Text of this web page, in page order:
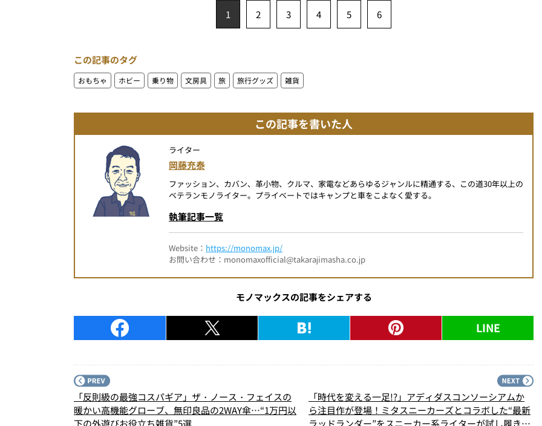
1 2 3 4 5 6
この記事のタグ
おもちゃ ホビー 乗り物 文房具 旅 旅行グッズ 雑貨
この記事を書いた人
ライター
岡藤充泰
ファッション、カバン、革小物、クルマ、家電などあらゆるジャンルに精通する、この道30年以上の
ベテランモノライター。プライベートではキャンプと車をこよなく愛する。
執筆記事一覧
Website： https://monomax.jp/
お問い合わせ：monomaxofficial@takarajimasha.co.jp
モノマックスの記事をシェアする
LINE
「反則級の最強コスパギア」ザ・ノース・フェイスの
暖かい高機能グローブ、無印良品の2WAY傘…“1万円以
下の外遊びお役立ち雑貨”5選
「時代を変える一足!?」アディダスコンソーシアムか
ら注目作が登場！ミタスニーカーズとコラボした“最新
ラッドランダー”をスニーカー系ライターが試し履きレ